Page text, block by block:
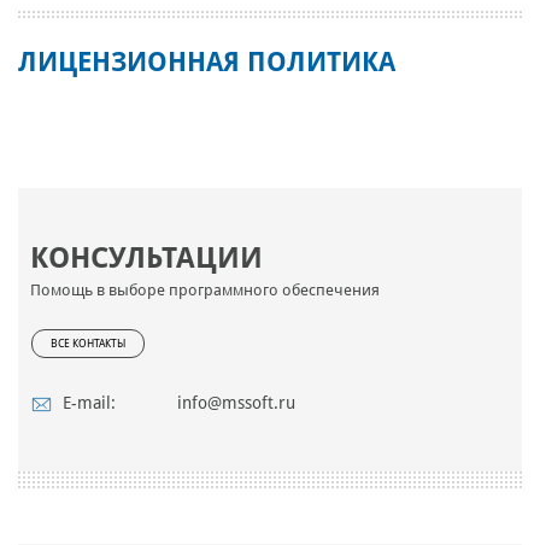
КОНСУЛЬТАЦИИ
Помощь в выборе программного обеспечения
ВСЕ КОНТАКТЫ
E-mail: info@mssoft.ru
ЛИЦЕНЗИОННАЯ ПОЛИТИКА